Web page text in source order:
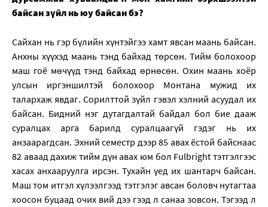
байсан зүйл нь юу байсан бэ?
Сайхан нь гэр бүлийн хүнтэйгээ хамт явсан маань байсан.
Анхны хүүхэд маань тэнд байхад төрсөн. Тийм болохоор
маш гоё мөчүүд тэнд байхад өрнөсөн. Охин маань хоёр
улсын иргэншилтэй болохоор Монтана мужид их
талархаж явдаг. Сорилттой зүйл гэвэл хэлний асуудал их
байсан. Бидний нэг дутагдалтай байдал бол бие дааж
суралцах арга барилд суралцаагүй гэдэг нь их
анзаарагдсан. Эхний семестр дээр 85 авах ёстой байснаас
82 аваад дахиж тийм дүн авах юм бол Fulbright тэтгэлгээс
хасах анхааруулга ирсэн. Тухайн үед их шантарч байсан.
Маш том итгэл хүлээлгээд тэтгэлэг авсан боловч нутагтаа
хоосон буцаад очих вий дээ гээд л санаа зовсон. Тэгээд л